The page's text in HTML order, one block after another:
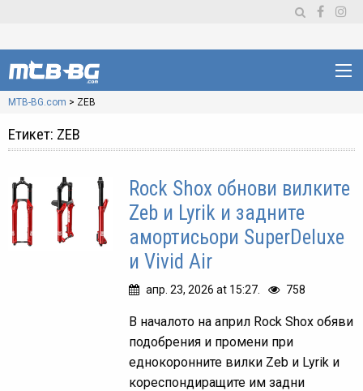
MTB-BG.com > ZEB
Етикет: ZEB
Rock Shox обнови вилките
Zeb и Lyrik и задните
амортисьори SuperDeluxe
и Vivid Air
апр. 23, 2026 at 15:27. 758
В началото на април Rock Shox обяви
подобрения и промени при
еднокоронните вилки Zeb и Lyrik и
кореспондиращите им задни